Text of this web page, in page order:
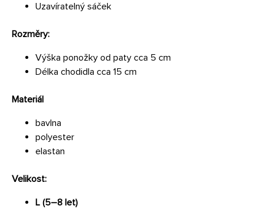
Uzavíratelný sáček
Rozměry:
Výška ponožky od paty cca 5 cm
Délka chodidla cca 15 cm
Materiál
bavlna
polyester
elastan
Velikost:
L (5–8 let)